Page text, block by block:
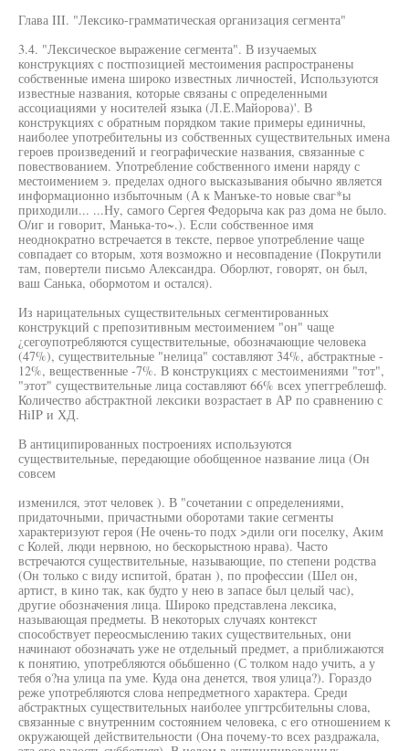
Глава III. "Лексико-грамматическая организация сегмента"
3.4. "Лексическое выражение сегмента". В изучаемых
конструкциях с постпозицией местоимения распространены
собственные имена широко известных личностей, Используются
известные названия, которые связаны с определенными
ассоциациями у носителей языка (Л.Е.Майорова)'. В
конструкциях с обратным порядком такие примеры единичны,
наиболее употребительны из собственных существительных имена
героев произведений и географические названия, связанные с
повествованием. Употребление собственного имени наряду с
местоимением э. пределах одного высказывания обычно является
информационно избыточным (А к Манъке-то новые сваг*ы
приходили... ...Ну, самого Сергея Федорыча как раз дома не было.
О/иг и говорит, Манька-то~.). Если собственное имя
неоднократно встречается в тексте, первое употребление чаще
совпадает со вторым, хотя возможно и несовпадение (Покрутили
там, повертели письмо Александра. Оборлют, говорят, он был,
ваш Санька, обормотом и остался).
Из нарицательных существительных сегментированных
конструкций с препозитивным местоимением "он" чаще
¿сегоупотребляются существительные, обозначающие человека
(47%), существительные "нелица" составляют 34%, абстрактные -
12%, вещественные -7%. В конструкциях с местоимениями "тот",
"этот" существительные лица составляют 66% всех упеггреблешф.
Количество абстрактной лексики возрастает в АР по сравнению с
HiIP и ХД.
В антиципированных построениях используются
существительные, передающие обобщенное название лица (Он
совсем
изменился, этот человек ). В "сочетании с определениями,
придаточными, причастными оборотами такие сегменты
характеризуют героя (Не очень-то подх >дили оги поселку, Аким
с Колей, люди нервною, но бескорыстною нрава). Часто
встречаются существительные, называющие, по степени родства
(Он только с виду испитой, братан ), по профессии (Шел он,
артист, в кино так, как будто у нею в запасе был целый час),
другие обозначения лица. Широко представлена лексика,
называющая предметы. В некоторых случаях контекст
способствует переосмыслению таких существительных, они
начинают обозначать уже не отдельный предмет, а приближаются
к понятию, употребляются обьбшенно (С толком надо учить, а у
тебя о?на улица па уме. Куда она денется, твоя улица?). Гораздо
реже употребляются слова непредметного характера. Среди
абстрактных существительных наиболее упгтрсбительны слова,
связанные с внутренним состоянием человека, с его отношением к
окружающей действительности (Она почему-то всех раздражала,